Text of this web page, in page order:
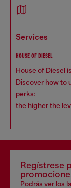
services
HOUSE OF DIESEL
House of Diesel
Discover how to
perks:
the higher the
Regístrese
Podrás ver los